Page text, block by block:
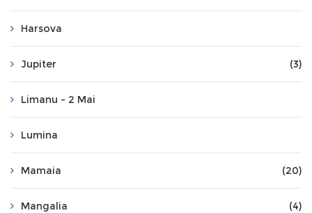
Harsova
Jupiter (3)
Limanu - 2 Mai
Lumina
Mamaia (20)
Mangalia (4)